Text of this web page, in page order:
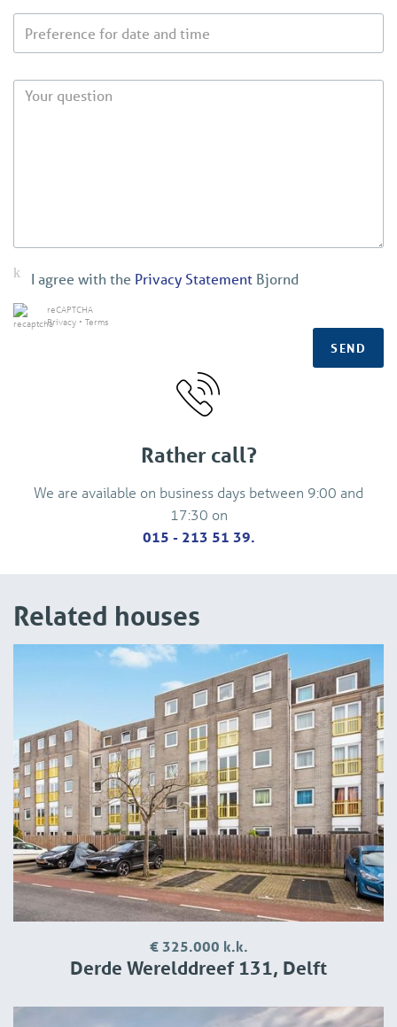
I agree with the Privacy Statement Bjornd
reCAPTCHA
Privacy • Terms
SEND
Rather call?
We are available on business days between 9:00 and
17:30 on
015 - 213 51 39.
Related houses
€ 325.000 k.k.
Derde Werelddreef 131, Delft